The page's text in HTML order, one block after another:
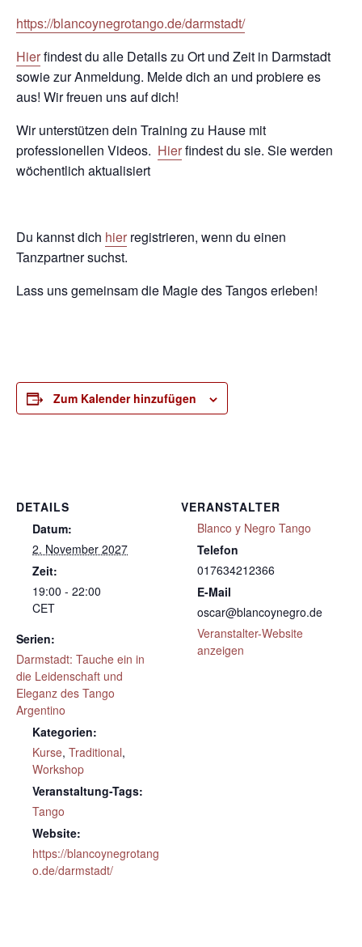
https://blancoynegrotango.de/darmstadt/
Hierfindest du alle Details zu Ort und Zeit in Darmstadt
sowie zur Anmeldung. Melde dich an und probiere es
aus! Wir freuen uns auf dich!
Wir unterstützen dein Training zu Hause mit
professionellen Videos. Hierfindest du sie. Sie werden
wöchentlich aktualisiert
Du kannst dich hier registrieren, wenn du einen
Tanzpartner suchst.
Lass uns gemeinsam die Magie des Tangos erleben!
Zum Kalender hinzufügen
DETAILS
Datum:
2. November 2027
Zeit:
19:00 - 22:00
CET
Serien:
Darmstadt: Tauche ein in
die Leidenschaft und
Eleganz des Tango
Argentino
Kategorien:
Kurse, Traditional,
Workshop
Veranstaltung-Tags:
Tango
Website:
https://blancoynegrotang
o.de/darmstadt/
VERANSTALTER
Blanco y Negro Tango
Telefon
017634212366
E-Mail
oscar@blancoynegro.de
Veranstalter-Website
anzeigen